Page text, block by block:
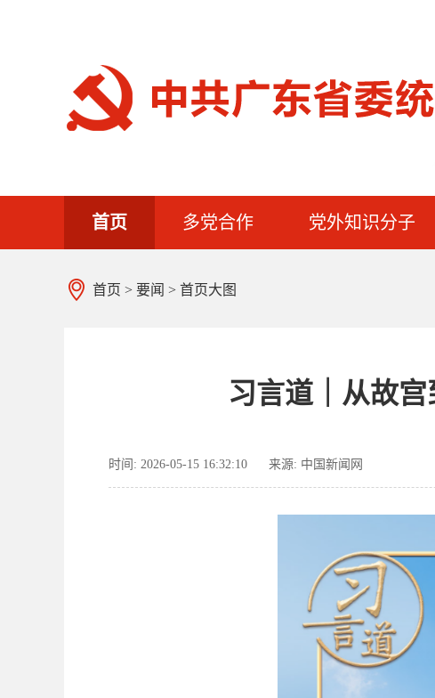
首页 多党合作 党外知识分子
首页 > 要闻 > 首页大图
习言道｜从故
时间: 2026-05-15 16:32:10 来源: 中国新闻网